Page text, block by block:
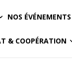
NOS ÉVÉNEMENTS
& COOPÉRATION